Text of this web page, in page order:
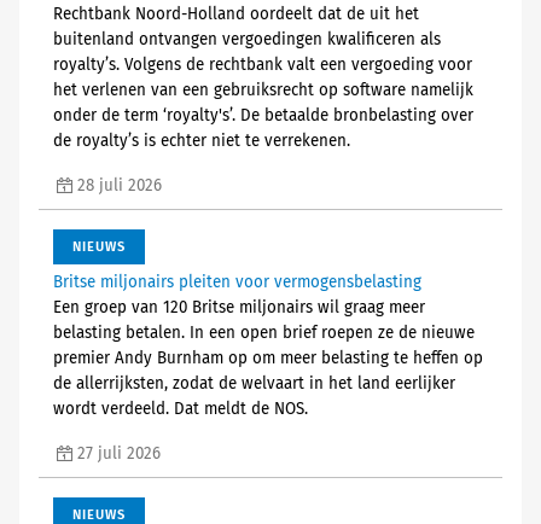
Rechtbank Noord-Holland oordeelt dat de uit het
buitenland ontvangen vergoedingen kwalificeren als
royalty’s. Volgens de rechtbank valt een vergoeding voor
het verlenen van een gebruiksrecht op software namelijk
onder de term ‘royalty's’. De betaalde bronbelasting over
de royalty’s is echter niet te verrekenen.
28 juli 2026
NIEUWS
Britse miljonairs pleiten voor vermogensbelasting
Een groep van 120 Britse miljonairs wil graag meer
belasting betalen. In een open brief roepen ze de nieuwe
premier Andy Burnham op om meer belasting te heffen op
de allerrijksten, zodat de welvaart in het land eerlijker
wordt verdeeld. Dat meldt de NOS.
27 juli 2026
NIEUWS